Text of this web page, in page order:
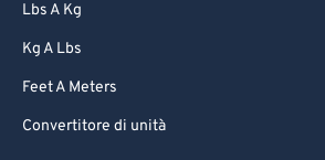
Lbs A Kg
Kg A Lbs
Feet A Meters
Convertitore di unità